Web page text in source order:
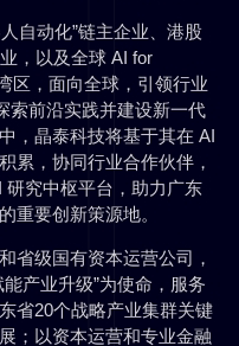
自动化”链主企业、港股
，以及全球 AI for
区，面向全球，引领行业
索前沿实践并建设新一代
，晶泰科技将基于其在 AI
累，协同行业合作伙伴，
研究中枢平台，助力广东
重要创新策源地。
省级国有资本运营公司，
产业升级”为使命，服务
省20个战略产业集群关键
；以资本运营和专业金融